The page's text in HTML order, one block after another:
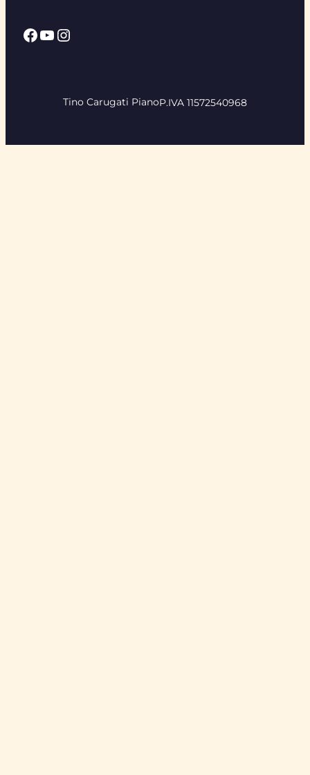
Facebook YouTube Instagram
Tino Carugati PianoP.IVA 11572540968